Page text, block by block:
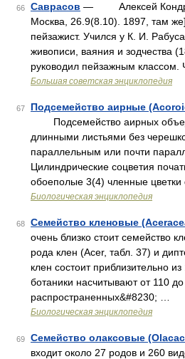
66 Саврасов — Алексей
Москва, 26.9(8.10). 1897, там
пейзажист. Учился у К. И.
живописи, ваяния и зодчества
руководил пейзажным классом.
Большая советская энциклопедия
67 Подсемейство аирные
Подсемейство аирных
длинными листьями без
параллельным или почти
Цилиндрические соцветия
обоеполые 3(4) членные цветки
Биологическая энциклопедия
68 Семейство кленовые
очень близко стоит семейство
рода клен (Acer, табл. 37) и
клен состоит приблизительно
ботаники насчитывают от 110 до
распространенных&#8230; …
Биологическая энциклопедия
69 Семейство олаксовые
входит около 27 родов и 260